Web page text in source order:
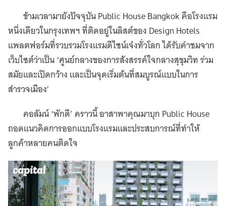
ข้ามเวลามายังปัจจุบัน Public House Bangkok คือโรงแรม
หนึ่งเดียวในกรุงเทพฯ ที่ติดอยู่ในลิสต์ของ Design Hotels
แพลตฟอร์มที่รวบรวมโรงแรมดีไซน์เจ๋งทั่วโลก ได้รับคำชมจาก
เว็บไซต์ว่าเป็น ‘ศูนย์กลางของการสังสรรค์ใจกลางสุขุมวิท ร่วม
สมัยและเปิดกว้าง และเป็นจุดเริ่มต้นที่สมบูรณ์แบบในการ
สำรวจเมือง’
คอลัมน์ ‘พักดี’ คราวนี้ อาสาพาคุณมาบุก Public House
ถอดแนวคิดการออกแบบโรงแรมและประสบการณ์ที่ทำให้
ลูกค้าหลายคนติดใจ